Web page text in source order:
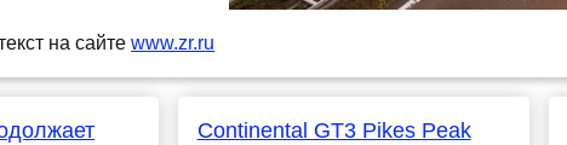
на сайтеwww.zr.ru
Continental GT3 Pikes Peak